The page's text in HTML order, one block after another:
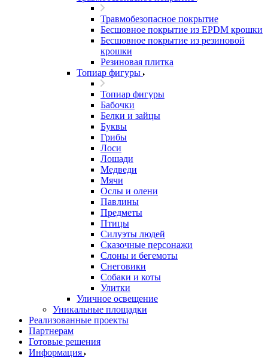
Травмобезопасное покрытие
Бесшовное покрытие из EPDM крошки
Бесшовное покрытие из резиновой
крошки
Резиновая плитка
Топиар фигуры
Топиар фигуры
Бабочки
Белки и зайцы
Буквы
Грибы
Лоси
Лошади
Медведи
Мячи
Ослы и олени
Павлины
Предметы
Птицы
Силуэты людей
Сказочные персонажи
Слоны и бегемоты
Снеговики
Собаки и коты
Улитки
Уличное освещение
Уникальные площадки
Реализованные проекты
Партнерам
Готовые решения
Информация